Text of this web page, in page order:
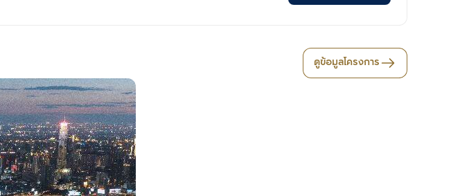
ดูข้อมูลโครงการ